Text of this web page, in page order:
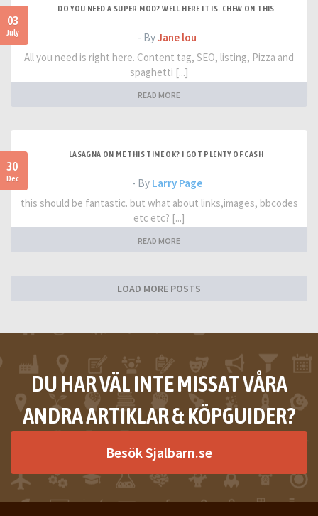
03
July
DO YOU NEED A SUPER MOD? WELL HERE IT IS. CHEW ON THIS
- ByJane lou
All you need is right here. Content tag, SEO, listing, Pizza and
spaghetti [...]
READ MORE
30
Dec
LASAGNA ON ME THIS TIME OK? I GOT PLENTY OF CASH
- By Larry Page
this should be fantastic. but what about links,images, bbcodes
etc etc? [...]
READ MORE
LOAD MORE POSTS
DU HAR VÄL INTE MISSAT VÅRA
ANDRA ARTIKLAR & KÖPGUIDER?
Besök Sjalbarn.se